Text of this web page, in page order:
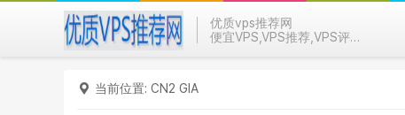
优质vps推荐网
便宜VPS,VPS推荐,VPS评测
当前位置: CN2 GIA